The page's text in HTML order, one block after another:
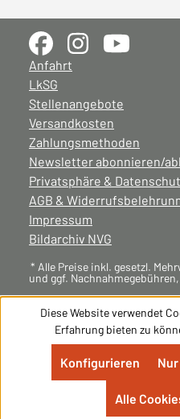
Anfahrt
LkSG
Stellenangebote
Versandkosten
Zahlungsmethoden
Newsletter abonnieren/
Privatsphäre &
AGB &
Impressum
Bildarchiv NVG
* Alle Preise inkl. gesetzl.
und ggf.
Diese Website verwendet
Erfahrung bieten zu
Konfigurieren
Alle